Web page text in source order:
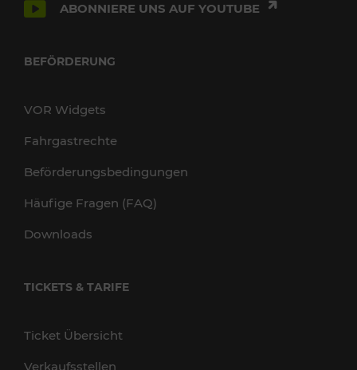
ABONNIERE UNS AUF YOUTUBE
BEFÖRDERUNG
VOR Widgets
Fahrgastrechte
Beförderungsbedingungen
Häufige Fragen (FAQ)
Downloads
TICKETS & TARIFE
Ticket Übersicht
Verkaufsstellen